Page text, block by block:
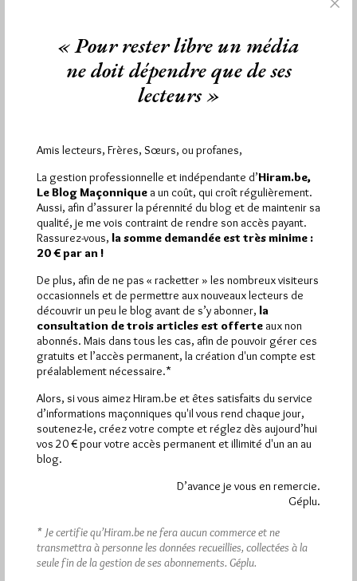
Lu 934 fois
Hélène Cuny, la directrice de la Publication de Franc-
Maçonnerie magazine a interviewé Alain Bauer et Roger
Dachez à propos de leur…
Hier dimanche 9 août 2026, Hiram.be a reçu2 194
visiteset 4 830 pagesont été lues (Source :
Pirsch.io)
Plus d’informations
Quels sont les articles les plus lus du blog ?
Abonnement aux Newsletters - RSS
« Pour rester libre un média
ne doit dépendre que de ses
lecteurs »
Amis lecteurs, Frères, Sœurs, ou profanes,
La gestion professionnelle et indépendante d’Hiram.be,
Le Blog Maçonnique a un coût, qui croît régulièrement.
Aussi, afin d’assurer la pérennité du blog et de maintenir sa
qualité, je me vois contraint de rendre son accès payant.
Rassurez-vous, la somme demandée est très minime :
20 € par an !
De plus, afin de ne pas « racketter » les nombreux visiteurs
occasionnels et de permettre aux nouveaux lecteurs de
découvrir un peu le blog avant de s’y abonner, la
consultation de trois articles est offerte aux non
abonnés. Mais dans tous les cas, afin de pouvoir gérer ces
gratuits et l’accès permanent, la création d'un compte est
préalablement nécessaire.*
Alors, si vous aimez Hiram.be et êtes satisfaits du service
d’informations maçonniques qu'il vous rend chaque jour,
soutenez-le, créez votre compte et réglez dès aujourd’hui
vos 20 € pour votre accès permanent et illimité d'un an au
blog.
D’avance je vous en remercie.
Géplu.
* Je certifie qu’Hiram.be ne fera aucun commerce et ne
transmettra à personne les données recueillies, collectées à la
seule fin de la gestion de ses abonnements. Géplu.